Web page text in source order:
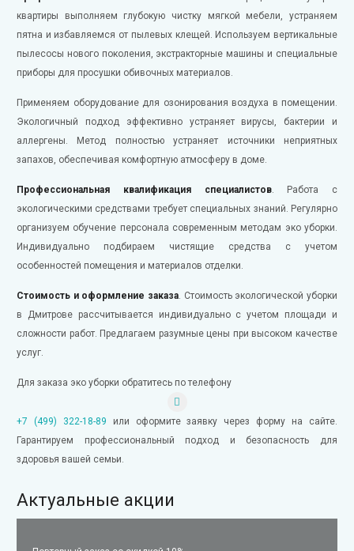
квартиры выполняем глубокую чистку мягкой мебели, устраняем
пятна и избавляемся от пылевых клещей. Используем вертикальные
пылесосы нового поколения, экстракторные машины и специальные
приборы для просушки обивочных материалов.
Применяем оборудование для озонирования воздуха в помещении.
Экологичный подход эффективно устраняет вирусы, бактерии и
аллергены. Метод полностью устраняет источники неприятных
запахов, обеспечивая комфортную атмосферу в доме.
Профессиональная квалификация специалистов. Работа с
экологическими средствами требует специальных знаний. Регулярно
организуем обучение персонала современным методам эко уборки.
Индивидуально подбираем чистящие средства с учетом
особенностей помещения и материалов отделки.
Стоимость и оформление заказа. Стоимость экологической уборки
в Дмитрове рассчитывается индивидуально с учетом площади и
сложности работ. Предлагаем разумные цены при высоком качестве
услуг.
Для заказа эко уборки обратитесь по телефону
+7 (499) 322-18-89 или оформите заявку через форму на сайте.
Гарантируем профессиональный подход и безопасность для
здоровья вашей семьи.
Актуальные акции